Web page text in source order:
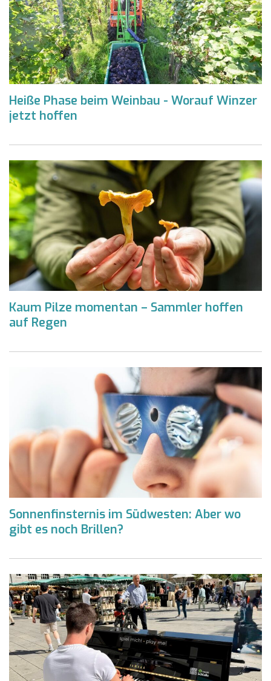
Heiße Phase beim Weinbau - Worauf Winzer
jetzt hoffen
Kaum Pilze momentan – Sammler hoffen
auf Regen
Sonnenfinsternis im Südwesten: Aber wo
gibt es noch Brillen?